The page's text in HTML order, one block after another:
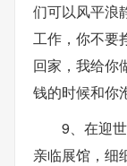
们可以风平浪
工作，你不要
回家，我给你
钱的时候和你
9、在迎
亲临展馆，细